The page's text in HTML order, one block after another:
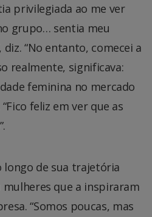
privilegiada ao me ver
grupo… sentia meu
“No entanto, comecei a
realmente, significava:
feminina no mercado
feliz em ver que as
longo de sua trajetória
que a inspiraram
“Somos poucas, mas